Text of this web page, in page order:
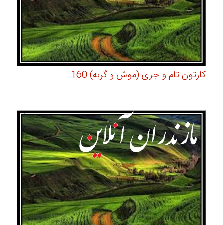
کارتون تام و جری (موش و گربه) 160